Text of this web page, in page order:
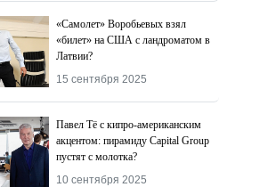
«Самолет» Воробьевых взял
«билет» на США с ландроматом в
Латвии?
15 сентября 2025
Павел Тё с кипро-американским
акцентом: пирамиду Capital Group
пустят с молотка?
10 сентября 2025